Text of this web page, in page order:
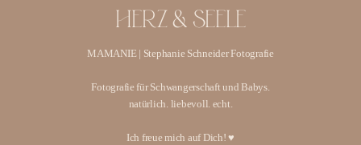
HERZ & SEELE
MAMANIE | Stephanie Schneider Fotografie
Fotografie für Schwangerschaft und Babys.
natürlich. liebevoll. echt.
Ich freue mich auf Dich! ♥